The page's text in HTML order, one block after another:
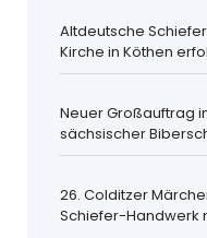
Altdeutsche
Kirche in Köthen
Neuer Großauftrag
sächsischer
26. Colditzer
Schiefer-Handwerk